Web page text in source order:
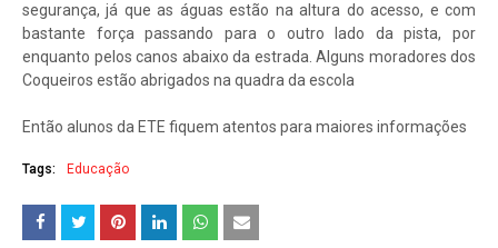
segurança, já que as águas estão na altura do acesso, e com
bastante força passando para o outro lado da pista, por
enquanto pelos canos abaixo da estrada. Alguns moradores dos
Coqueiros estão abrigados na quadra da escola
Então alunos da ETE fiquem atentos para maiores informações
Tags: Educação